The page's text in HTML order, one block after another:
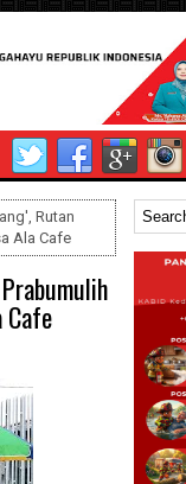
Rutan
Ala Cafe
Cafe